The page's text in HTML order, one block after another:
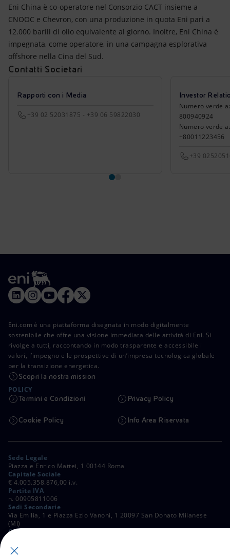
Eni China è co-operatore nel Consorzio CACT insieme a
CNOOC e Chevron, con una produzione in quota Eni pari a
12.000 barili di olio equivalente al giorno. Inoltre, Eni China è
impegnata, come operatore, in una campagna esplorativa
offshore nella Cina del Sud.
Contatti Societari
Rapporti con i Media
+39 02 52031875 - +39 06 59822030
Investor
Numero verde
800940924
Numero verde
+80011223456
+39
Eni.com è una piattaforma disegnata in modo digitalmente
sostenibile che offre una visione immediata delle attività di Eni. Si
rivolge a tutti, raccontando in modo trasparente e accessibile i
valori, l’impegno e le prospettive di un’impresa tecnologica globale
per la transizione energetica.
Scopri la nostra mission
POLICY
Termini e Condizioni Privacy Policy
Cookie Policy Info Area Riservata
Sede Legale
Piazzale Enrico Mattei, 1 00144 Roma
Capitale Sociale
€ 4.005.358.876,00 i.v.
Partita IVA
n. 00905811006
Sedi Secondarie
Via Emilia, 1 e Piazza Ezio Vanoni, 1 20097 San Donato Milanese
(MI)
C. Fiscale e Registro Imprese di Roma